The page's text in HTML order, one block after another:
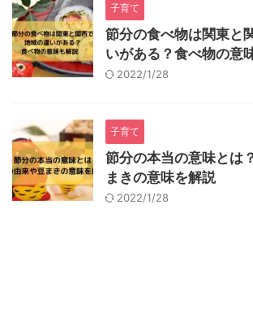
子育て
節分の食べ物は関東と
いがある？食べ物の意
2022/1/28
子育て
節分の本当の意味とは
まきの意味を解説
2022/1/28